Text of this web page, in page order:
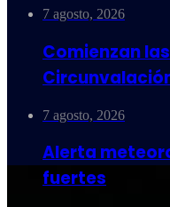
7 agosto, 2026
Comienzan
7 agosto, 2026
Alerta
fuertes